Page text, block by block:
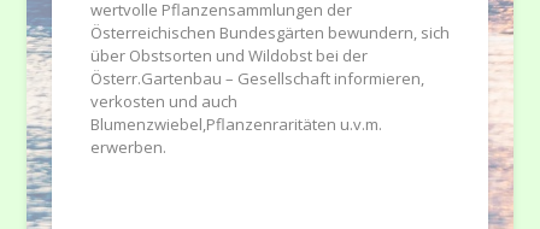
wertvolle Pflanzensammlungen der
Österreichischen Bundesgärten bewundern, sich
über Obstsorten und Wildobst bei der
Österr.Gartenbau – Gesellschaft informieren,
verkosten und auch
Blumenzwiebel,Pflanzenraritäten u.v.m.
erwerben.